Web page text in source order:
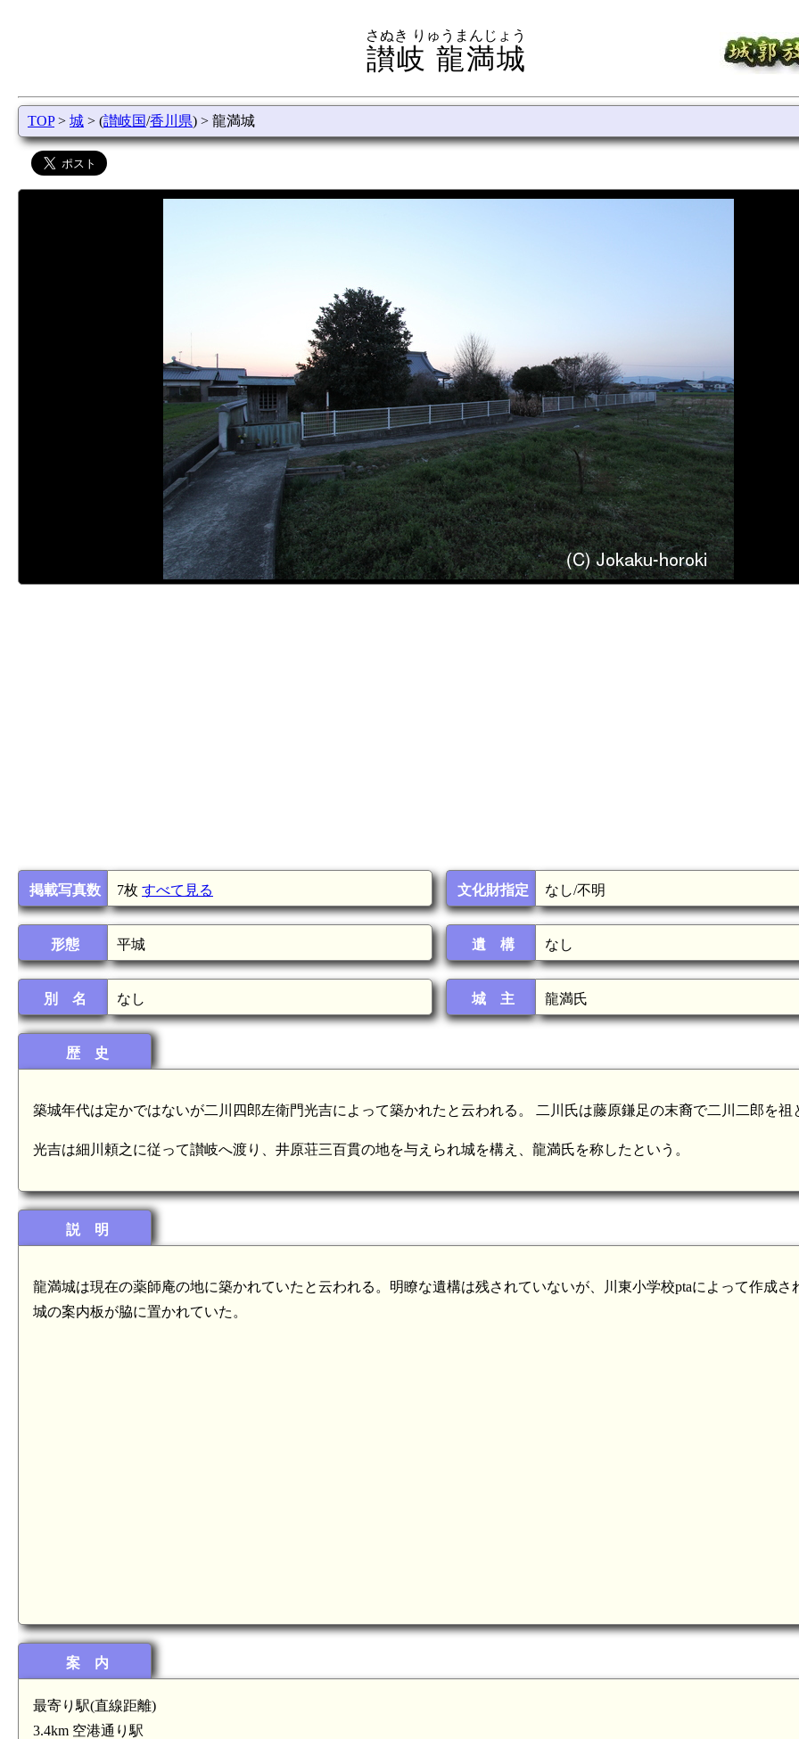
讃岐 龍満城
さぬき りゅうまんじょう
TOP> 城 > (讃岐国/香川県) > 龍満城
掲載写真数 7枚 すべて見る
形態 平城
別 名 なし
文化財指定 なし/不明
遺 構 なし
城 主 龍満氏
歴 史
築城年代は定かではないが二川四郎左衛門光吉によって築かれたと云われる。 二川氏は藤原鎌足の末裔で二川二郎を祖
光吉は細川頼之に従って讃岐へ渡り、井原荘三百貫の地を与えられ城を構え、龍満氏を称したという。
説 明
龍満城は現在の薬師庵の地に築かれていたと云われる。明瞭な遺構は残されていないが、川東小学校ptaによって作成さ
城の案内板が脇に置かれていた。
案 内
最寄り駅(直線距離)
3.4km 空港通り駅